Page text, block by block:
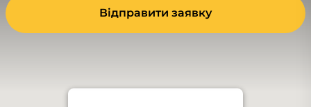
Відправити заявку